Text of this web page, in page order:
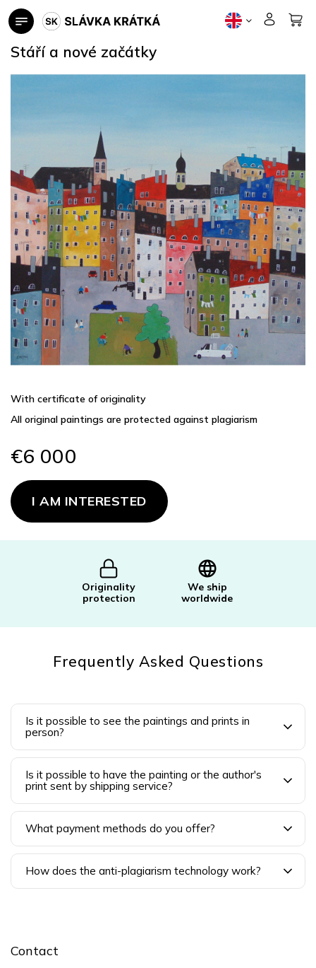
Skip
to
Stáří a nové začátky
With certificate of originality
All original paintings are protected against plagiarism
€6 000
Measure
price:I AM INTERESTED
Originality
protection
We ship
worldwide
Frequently Asked Questions
Is it possible to see the paintings and prints in
person?
Is it possible to have the painting or the author's
print sent by shipping service?
What payment methods do you offer?
How does the anti-plagiarism technology work?
Contact